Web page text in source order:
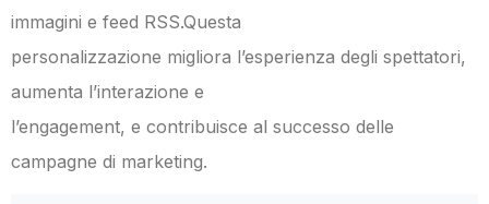
immagini e feed RSS.Questa
personalizzazione migliora l’esperienza degli spettatori,
aumenta l’interazione e
l’engagement, e contribuisce al successo delle
campagne di marketing.